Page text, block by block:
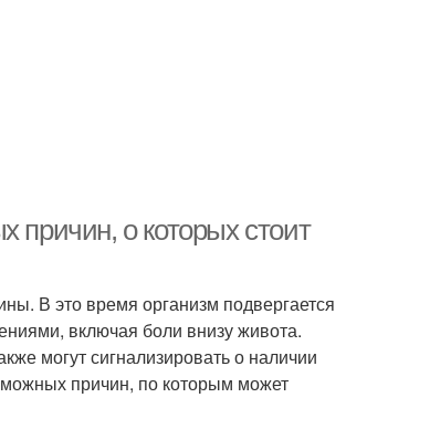
причин, о которых стоит
В это время организм подвергается
включая боли внизу живота.
могут сигнализировать о наличии
причин, по которым может